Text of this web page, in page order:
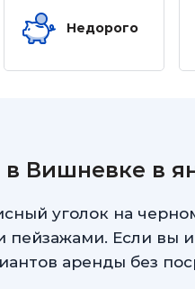
Недорого
Вишневке в
уголок на
Если вы
аренды без